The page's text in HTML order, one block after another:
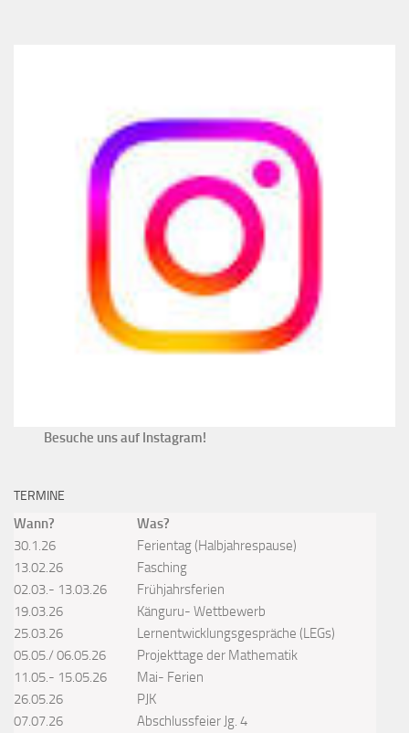
Besuche uns auf Instagram!
TERMINE
Wann?
Was?
30.1.26
Ferientag (Halbjahrespause)
13.02.26
Fasching
02.03.- 13.03.26
Frühjahrsferien
19.03.26
Känguru- Wettbewerb
25.03.26
Lernentwicklungsgespräche (LEGs)
05.05./ 06.05.26
Projekttage der Mathematik
11.05.- 15.05.26
Mai- Ferien
26.05.26
PJK
07.07.26
Abschlussfeier Jg. 4